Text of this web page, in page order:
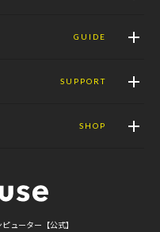
GUIDE
SUPPORT
SHOP
ューター【公式】